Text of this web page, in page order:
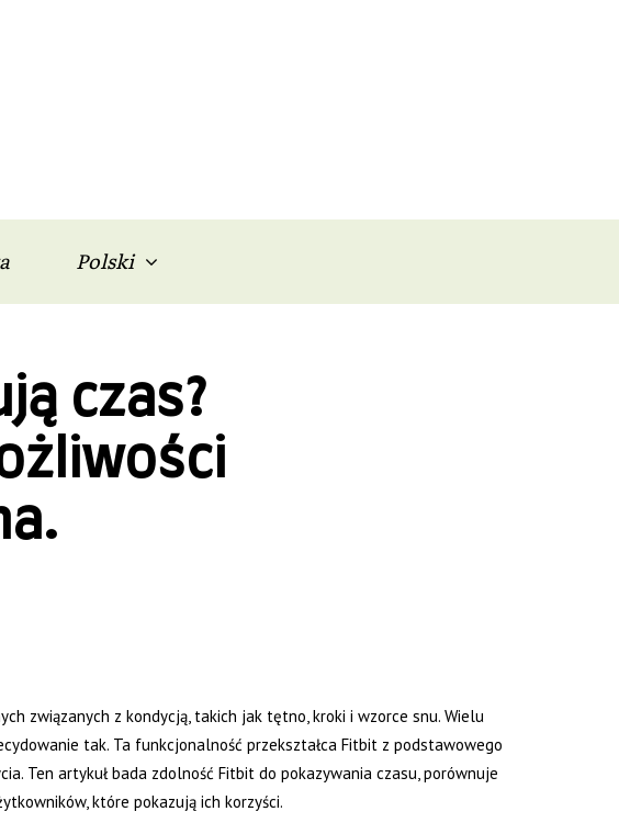
Polski
czas?
związanych z kondycją, takich jak tętno, kroki i wzorce snu. Wielu
tak. Ta funkcjonalność przekształca Fitbit z podstawowego
Ten artykuł bada zdolność Fitbit do pokazywania czasu, porównuje
które pokazują ich korzyści.